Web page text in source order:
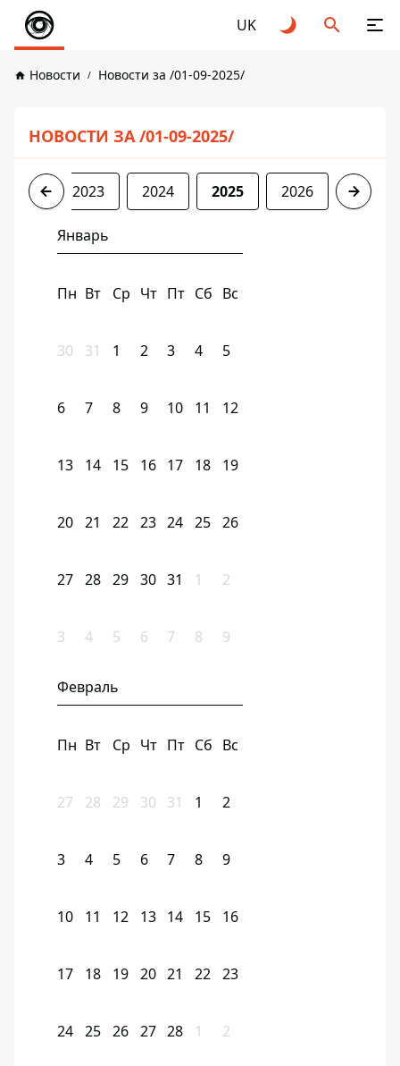
UK
Новости Новости за /01-09-2025/
НОВОСТИ ЗА /01-09-2025/
2022 2023 2024 2025 2026
Январь
Пн Вт Ср Чт Пт Сб Вс
30 31 1 2 3 4 5
6 7 8 9 10 11 12
13 14 15 16 17 18 19
20 21 22 23 24 25 26
27 28 29 30 31 1 2
3 4 5 6 7 8 9
Февраль
Пн Вт Ср Чт Пт Сб Вс
27 28 29 30 31 1 2
3 4 5 6 7 8 9
10 11 12 13 14 15 16
17 18 19 20 21 22 23
24 25 26 27 28 1 2